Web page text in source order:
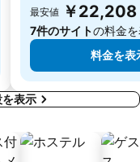
最安値 ￥22,208
7件のサイトの料金
料金を表
を表示